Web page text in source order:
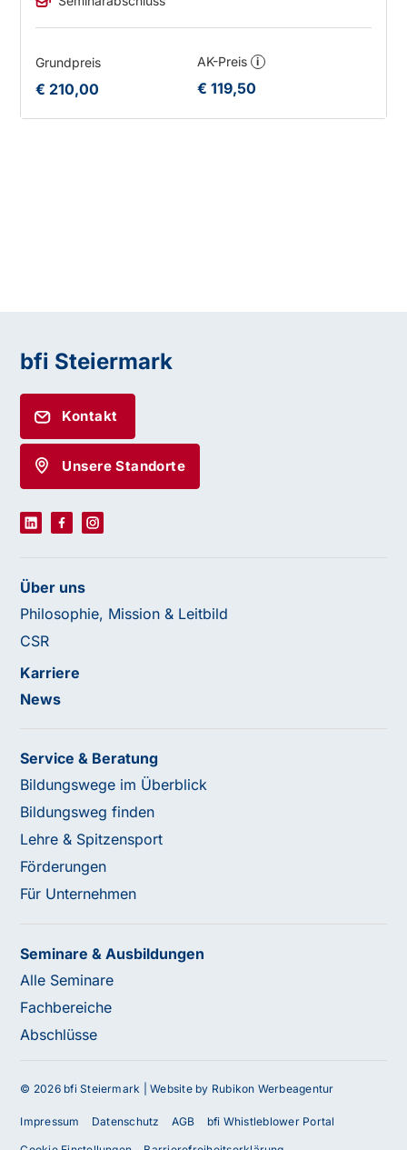
Grundpreis
€ 210,00
AK-Preis i
€ 119,50
bfi Steiermark
Kontakt
Unsere Standorte
Über uns
Philosophie, Mission & Leitbild
CSR
Karriere
News
Service & Beratung
Bildungswege im Überblick
Bildungsweg finden
Lehre & Spitzensport
Förderungen
Für Unternehmen
Seminare & Ausbildungen
Alle Seminare
Fachbereiche
Abschlüsse
© 2026 bfi Steiermark |Website by Rubikon Werbeagentur
Impressum Datenschutz AGB bfi Whistleblower Portal